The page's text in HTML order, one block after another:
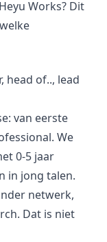
Works? Dit
head of.., lead
van eerste
We
0-5 jaar
in jong talen.
netwerk,
Dat is niet